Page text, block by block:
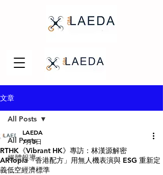
文章
All Posts
媒體報導
All Posts
RTHK《Vibrant HK》專訪：林漢源解密
ARTopia「香港配方」用無人機表演與 ESG 重新定
義低空經濟標準
LAEDA
7月3日